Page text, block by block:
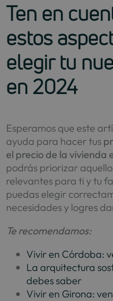
Ten en
estos
elegir tu
en 2024
Esperamos que este
ayuda para hacer tus
el precio de la vivienda
podrás priorizar
relevantes para ti y tu
puedas elegir
necesidades y logres
Te recomendamos:
Vivir en Córdoba:
La arquitectura
debes saber
Vivir en Girona: